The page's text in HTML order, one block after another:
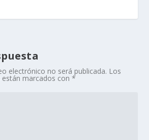
electrónico no será publicada. Los
marcados con*